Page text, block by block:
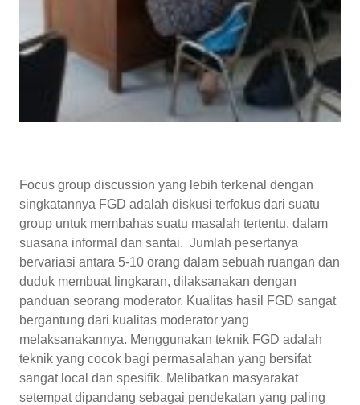
Focus group discussion yang lebih terkenal dengan
singkatannya FGD adalah diskusi terfokus dari suatu
group untuk membahas suatu masalah tertentu, dalam
suasana informal dan santai. Jumlah pesertanya
bervariasi antara 5-10 orang dalam sebuah ruangan dan
duduk membuat lingkaran, dilaksanakan dengan
panduan seorang moderator. Kualitas hasil FGD sangat
bergantung dari kualitas moderator yang
melaksanakannya. Menggunakan teknik FGD adalah
teknik yang cocok bagi permasalahan yang bersifat
sangat local dan spesifik. Melibatkan masyarakat
setempat dipandang sebagai pendekatan yang paling